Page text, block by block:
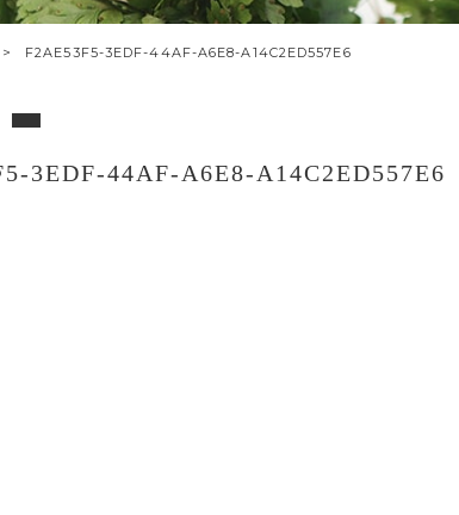
F2AE53F5-3EDF-44AF-A6E8-A14C2ED557E6
3EDF-44AF-A6E8-A14C2ED557E6